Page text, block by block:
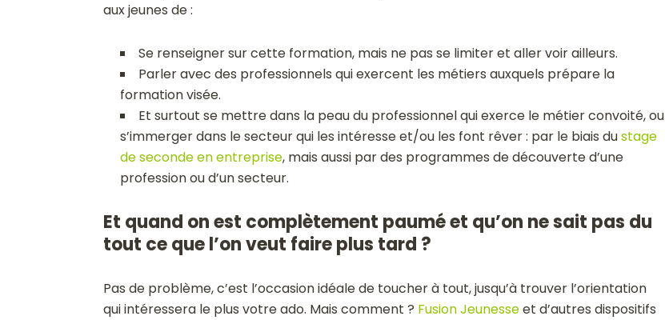
aux jeunes de :
Se renseigner sur cette formation, mais ne pas se limiter et aller voir ailleurs.
Parler avec des professionnels qui exercent les métiers auxquels prépare la
formation visée.
Et surtout se mettre dans la peau du professionnel qui exerce le métier convoité, ou
s’immerger dans le secteur qui les intéresse et/ou les font rêver : par le biais dustage
de seconde en entreprise, mais aussi pardes programmes de découverte d’une
profession ou d’un secteur.
Et quand on est complètement paumé et qu’on ne sait pas du
tout ce que l’on veut faire plus tard ?
Pas de problème, c’est l’occasion idéale de toucher à tout, jusqu’à trouver l’orientation
qui intéressera le plus votre ado. Mais comment ? Fusion Jeunesseet d’autres dispositifs